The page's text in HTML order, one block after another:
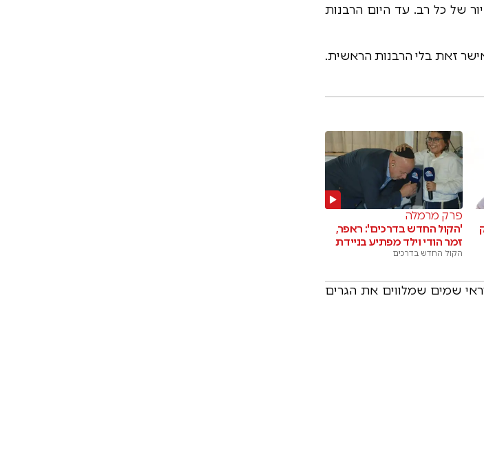
של כל רב. עד היום הרבנות
זאת בלי הרבנות הראשית.
פרק מרמלה
'הקול החדש בדרכים': ראפר,
זמר הודי וילד מפתיע בניידת
הקול החדש בדרכים
שמים שמלווים את הגרים